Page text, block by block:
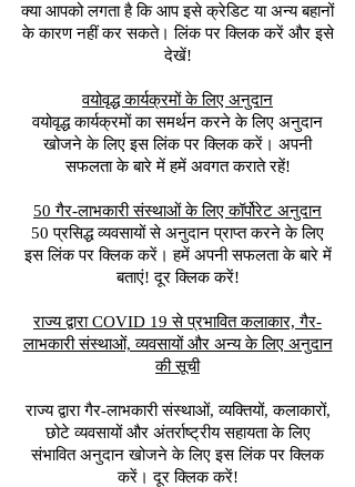
क्या आपको लगता है कि आप इसे क्रेडिट या अन्य बहानों
के कारण नहीं कर सकते। लिंक पर क्लिक करें और इसे
देखें!
वयोवृद्ध कार्यक्रमों के लिए अनुदान
वयोवृद्ध कार्यक्रमों का समर्थन करने के लिए अनुदान
खोजने के लिए इस लिंक पर क्लिक करें। अपनी
सफलता के बारे में हमें अवगत कराते रहें!
50 गैर-लाभकारी संस्थाओं के लिए कॉर्पोरेट अनुदान
50 प्रसिद्ध व्यवसायों से अनुदान प्राप्त करने के लिए
इस लिंक पर क्लिक करें। हमें अपनी सफलता के बारे में
बताएं! दूर क्लिक करें!
राज्य द्वारा COVID 19 से प्रभावित कलाकार, गैर-
लाभकारी संस्थाओं, व्यवसायों और अन्य के लिए अनुदान
की सूची
राज्य द्वारा गैर-लाभकारी संस्थाओं, व्यक्तियों, कलाकारों,
छोटे व्यवसायों और अंतर्राष्ट्रीय सहायता के लिए
संभावित अनुदान खोजने के लिए इस लिंक पर क्लिक
करें।​ दूर क्लिक करें!